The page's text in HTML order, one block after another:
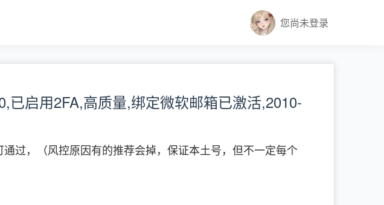
您尚未登录
已启用2FA,高质量,绑定微软邮箱已激活,2010-
过，（风控原因有的推荐会掉，保证本土号，但不一定每个